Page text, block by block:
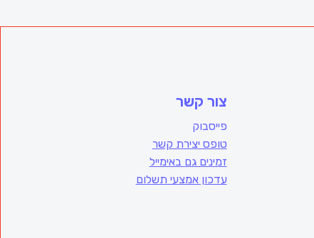
צור קשר
פייסבוק
טופס יצירת קשר
זמינים גם באימייל
עדכון אמצעי תשלום